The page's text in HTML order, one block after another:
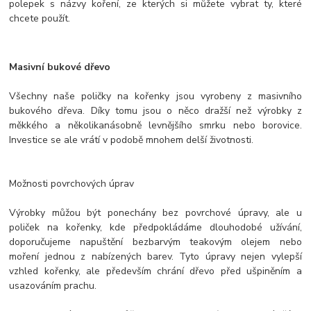
polepek s názvy koření, ze kterých si můžete vybrat ty, které
chcete použít.
Masivní bukové dřevo
Všechny naše poličky na kořenky jsou vyrobeny z masivního
bukového dřeva. Díky tomu jsou o něco dražší než výrobky z
měkkého a několikanásobně levnějšího smrku nebo borovice.
Investice se ale vrátí v podobě mnohem delší životnosti.
Možnosti povrchových úprav
Výrobky můžou být ponechány bez povrchové úpravy, ale u
poliček na kořenky, kde předpokládáme dlouhodobé užívání,
doporučujeme napuštění bezbarvým teakovým olejem nebo
moření jednou z nabízených barev. Tyto úpravy nejen vylepší
vzhled kořenky, ale především chrání dřevo před ušpiněním a
usazováním prachu.